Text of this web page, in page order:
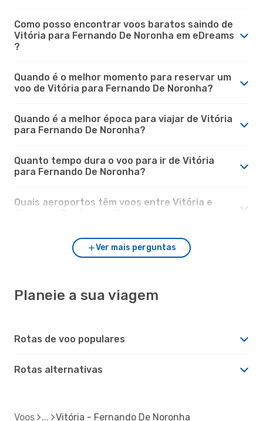
Como posso encontrar voos baratos saindo de
Vitória para Fernando De Noronha em eDreams
?
Quando é o melhor momento para reservar um
voo de Vitória para Fernando De Noronha?
Quando é a melhor época para viajar de Vitória
para Fernando De Noronha?
Quanto tempo dura o voo para ir de Vitória
para Fernando De Noronha?
Quais aeroportos têm voos entre Vitória e
Ver mais perguntas
Planeie a sua viagem
Rotas de voo populares
Rotas alternativas
Voos Vitória - Fernando De Noronha